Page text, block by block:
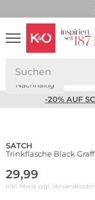
NEW IN
-20% AUF
Nachhaltig
SATCH
Trinkflasche Black
29,99
inkl. Mwst zzgl. Versandkosten